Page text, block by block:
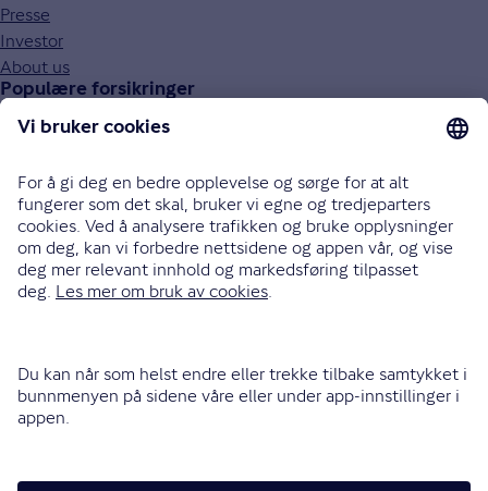
Presse
Investor
About us
Populære forsikringer
Bilforsikring
Innboforsikring
Husforsikring
Livsforsikring
Barneforsikring
Alle forsikringer
915 03 100
LinkedIn
Facebook